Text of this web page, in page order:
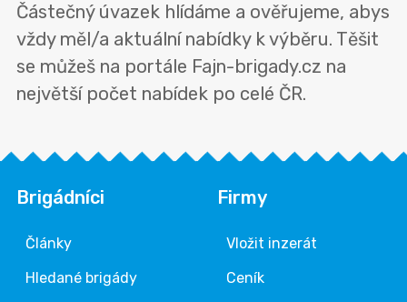
Částečný úvazek hlídáme a ověřujeme, abys
vždy měl/a aktuální nabídky k výběru. Těšit
se můžeš na portále Fajn-brigady.cz na
největší počet nabídek po celé ČR.
Brigádníci
Články
Hledané brigády
Firmy
Vložit inzerát
Ceník